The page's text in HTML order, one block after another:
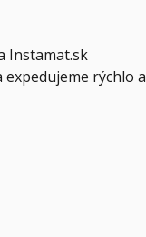
Instamat.sk
rýchlo a